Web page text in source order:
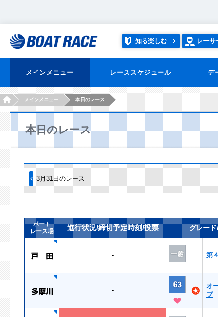
知る楽しむ レーサ
メインメニュー レーススケジュール デ
HOMEメインメニュー 本日のレース
本日のレース
3月31日のレース
ボート
レース場
進行状況/締切予定時刻/投票 グレー
- 第
-
オ
プ